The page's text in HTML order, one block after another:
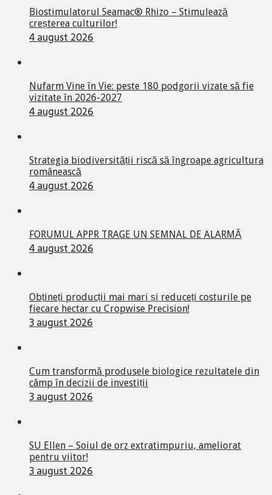
Biostimulatorul Seamac® Rhizo – Stimulează
creșterea culturilor!
4 august 2026
Nufarm Vine în Vie: peste 180 podgorii vizate să fie
vizitate în 2026-2027
4 august 2026
Strategia biodiversității riscă să îngroape agricultura
românească
4 august 2026
FORUMUL APPR TRAGE UN SEMNAL DE ALARMĂ
4 august 2026
Obțineți producții mai mari și reduceți costurile pe
fiecare hectar cu Cropwise Precision!
3 august 2026
Cum transformă produsele biologice rezultatele din
câmp în decizii de investiții
3 august 2026
SU Ellen – Soiul de orz extratimpuriu, ameliorat
pentru viitor!
3 august 2026